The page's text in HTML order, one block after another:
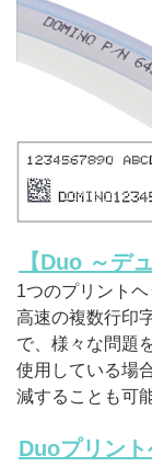
【Duo ～デ
1つのプリント
高速の複数行印
で、様々な問題
使用している場
減することも可
Duoプリント